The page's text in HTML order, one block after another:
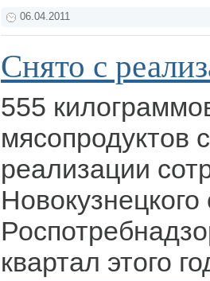
06.04.2011
Снято с
555
мясопродуктов
реализации
Новокузнецкого
квартал этого